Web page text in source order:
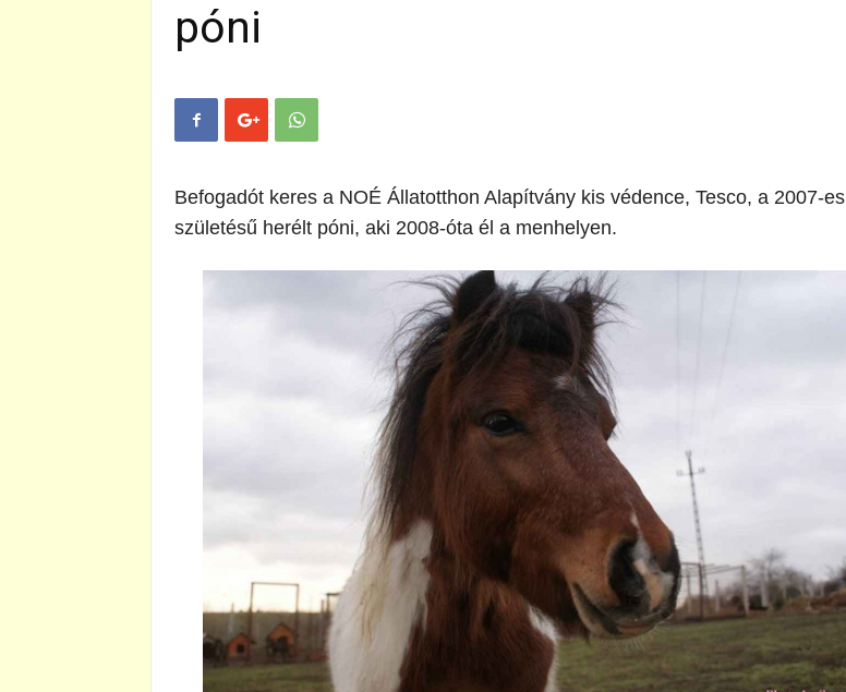
póni
Befogadót keres a NOÉ Állatotthon Alapítvány kis védence, Tesco, a 2007-es
születésű herélt póni, aki 2008-óta él a menhelyen.